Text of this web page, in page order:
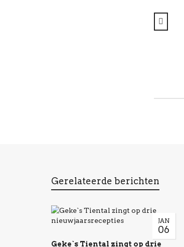
Gerelateerde berichten
JAN
06
Geke`s Tiental zingt op drie